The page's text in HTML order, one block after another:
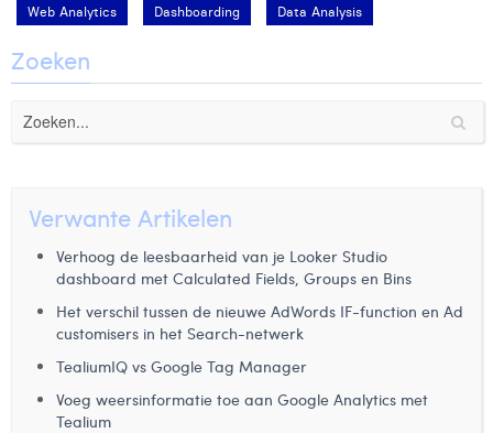
Web Analytics Dashboarding Data Analysis
Zoeken
Verwante Artikelen
Verhoog de leesbaarheid van je Looker Studio
dashboard met Calculated Fields, Groups en Bins
Het verschil tussen de nieuwe AdWords IF-function en Ad
customisers in het Search-netwerk
TealiumIQ vs Google Tag Manager
Voeg weersinformatie toe aan Google Analytics met
Tealium